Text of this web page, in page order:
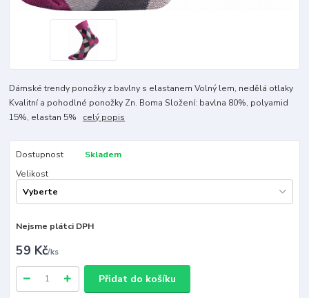
Dámské trendy ponožky z bavlny s elastanem Volný lem, nedělá otlaky
Kvalitní a pohodlné ponožky Zn. Boma Složení: bavlna 80%, polyamid
15%, elastan 5% celý popis
Dostupnost
Skladem
Velikost
Nejsme plátci DPH
59 Kč/ks
Přidat do košíku